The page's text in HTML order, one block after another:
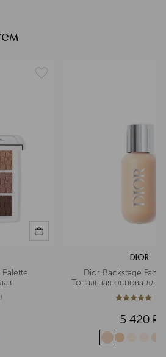
сияние, водостойкий,
)
DIOR
Dior Backstage Face
Тональная основа для
5из 51 (
5 420 ¤